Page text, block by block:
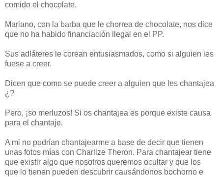
comido el chocolate.
Mariano, con la barba que le chorrea de chocolate, nos dice
que no ha habido financiación ilegal en el PP.
Sus adláteres le corean entusiasmados, como si alguien les
fuese a creer.
Dicen que como se puede creer a alguien que les chantajea
¿?
Pero, ¡so merluzos! Si os chantajea es porque existe causa
para el chantaje.
A mi no podrían chantajearme a base de decir que tienen
unas fotos mías con Charlize Theron. Para chantajear tiene
que existir algo que nosotros queremos ocultar y que los
que lo tienen pueden descubrir causándonos bochorno e